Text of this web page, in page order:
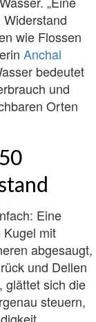
wie Flossen
Anchal
bedeutet
und
Orten
Eine
mit
abgesaugt,
und Dellen
glättet sich die
steuern,